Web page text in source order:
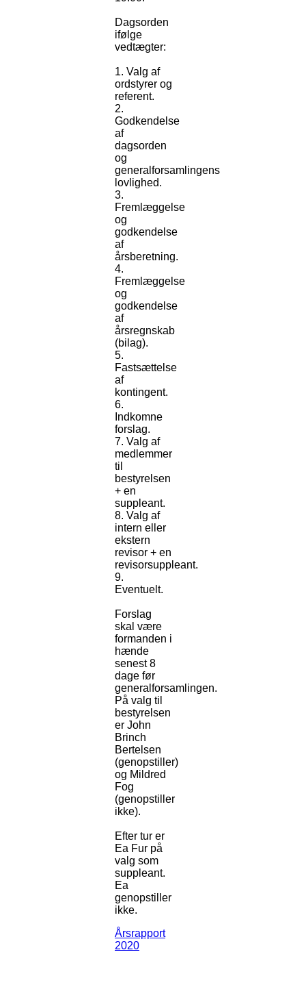
Dagsorden
ifølge
vedtægter:
1. Valg af
ordstyrer og
referent.
2.
Godkendelse
af
dagsorden
og
generalforsamlingens
lovlighed.
3.
Fremlæggelse
og
godkendelse
af
årsberetning.
4.
Fremlæggelse
og
godkendelse
af
årsregnskab
(bilag).
5.
Fastsættelse
af
kontingent.
6.
Indkomne
forslag.
7. Valg af
medlemmer
til
bestyrelsen
+ en
suppleant.
8. Valg af
intern eller
ekstern
revisor + en
revisorsuppleant.
9.
Eventuelt.
Forslag
skal være
formanden i
hænde
senest 8
dage før
generalforsamlingen.
På valg til
bestyrelsen
er John
Brinch
Bertelsen
(genopstiller)
og Mildred
Fog
(genopstiller
ikke).
Efter tur er
Ea Fur på
valg som
suppleant.
Ea
genopstiller
ikke.
Årsrapport
2020